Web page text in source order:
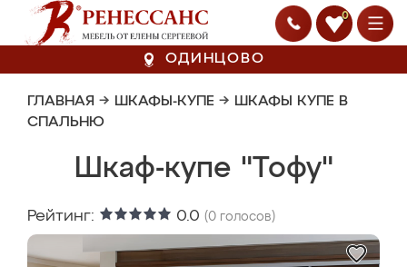
0
ОДИНЦОВО
ГЛАВНАЯ → ШКАФЫ-КУПЕ → ШКАФЫ КУПЕ В
СПАЛЬНЮ
Шкаф-купе "Тофу"
Рейтинг: 0.0 (0 голосов)